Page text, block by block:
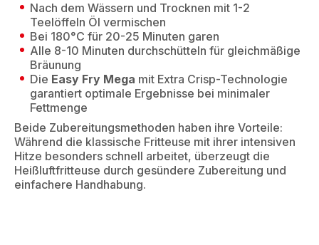
Nach dem Wässern und Trocknen mit 1-2
Teelöffeln Öl vermischen
Bei 180°C für 20-25 Minuten garen
Alle 8-10 Minuten durchschütteln für gleichmäßige
Bräunung
Die Easy Fry Mega mit Extra Crisp-Technologie
garantiert optimale Ergebnisse bei minimaler
Fettmenge
Beide Zubereitungsmethoden haben ihre Vorteile:
Während die klassische Fritteuse mit ihrer intensiven
Hitze besonders schnell arbeitet, überzeugt die
Heißluftfritteuse durch gesündere Zubereitung und
einfachere Handhabung.